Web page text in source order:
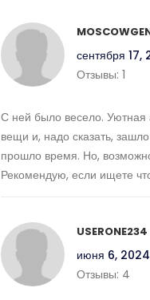
сентября 17,
Отзывы: 1
С ней было весело. Уютная
вещи и, надо сказать,
прошло время. Но,
Рекомендую, если ищете
USERONE234
июня 6, 2024
Отзывы: 4